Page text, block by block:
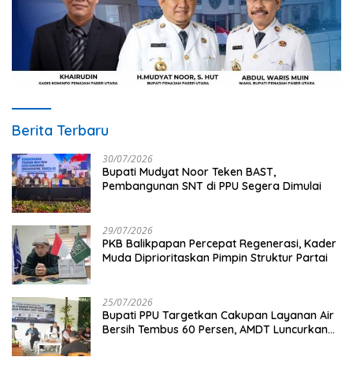
Berita Terbaru
30/07/2026
Bupati Mudyat Noor Teken BAST,
Pembangunan SNT di PPU Segera Dimulai
29/07/2026
PKB Balikpapan Percepat Regenerasi, Kader
Muda Diprioritaskan Pimpin Struktur Partai
25/07/2026
Bupati PPU Targetkan Cakupan Layanan Air
Bersih Tembus 60 Persen, AMDT Luncurkan